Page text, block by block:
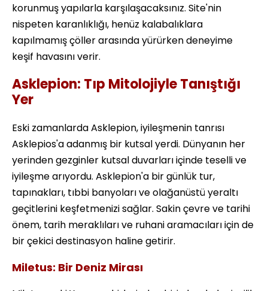
korunmuş yapılarla karşılaşacaksınız. Site'nin
nispeten karanlıklığı, henüz kalabalıklara
kapılmamış çöller arasında yürürken deneyime
keşif havasını verir.
Asklepion: Tıp Mitolojiyle Tanıştığı
Yer
Eski zamanlarda Asklepion, iyileşmenin tanrısı
Asklepios'a adanmış bir kutsal yerdi. Dünyanın her
yerinden gezginler kutsal duvarları içinde teselli ve
iyileşme arıyordu. Asklepion'a bir günlük tur,
tapınakları, tıbbi banyoları ve olağanüstü yeraltı
geçitlerini keşfetmenizi sağlar. Sakin çevre ve tarihi
önem, tarih meraklıları ve ruhani aramacıları için de
bir çekici destinasyon haline getirir.
Miletus: Bir Deniz Mirası